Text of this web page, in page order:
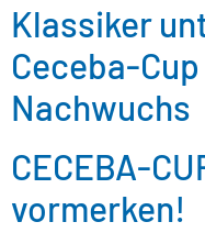
Klassiker
Ceceba-
Nachwuchs
CECEBA-
vormerken!